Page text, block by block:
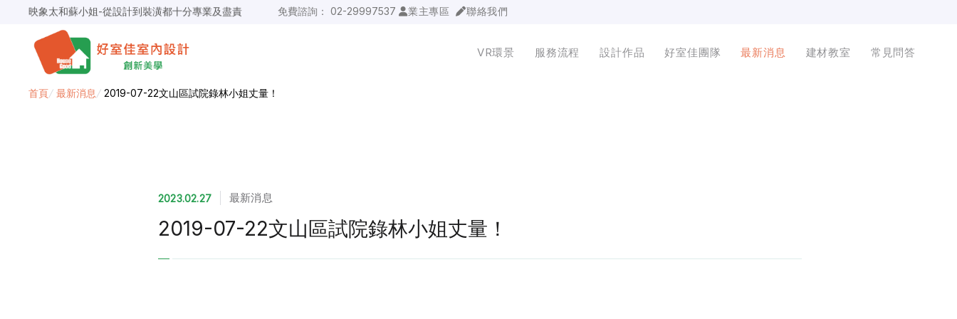
映象太和蘇小姐-從設計到裝潢都十分專業及盡責
超級F1歐小姐-設計跟材料的品質都很優質，建議實用
說明仔細流程順暢，注意施工上細節，施工團隊專業細心
毛胚屋裝修推薦，設計師與工務完美配合，效果非常滿意
春城越蔡先生-設計師溝通規劃完善，整體來說相當滿意
免費諮詢： 02-29997537 業主專區 聯絡我們
VR環景 服務流程 設計作品 好室佳團隊 最新消息 建材教室 常見問答
首頁/ 最新消息 / 2019-07-22文山區試院錄林小姐丈量！
2023.02.27 最新消息
2019-07-22文山區試院錄林小姐丈量！